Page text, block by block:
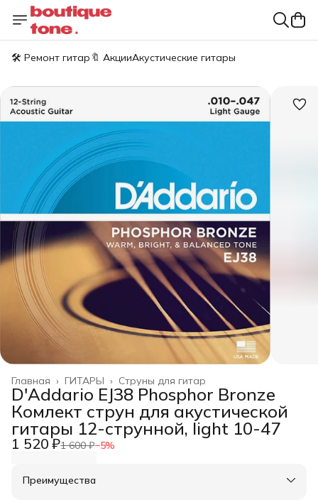
🛠️ Ремонт гитар 🔖 АкцииАкустические гитары
Струны для гитар
ГИТАРЫ ›
Главная ›
D'Addario EJ38 Phosphor Bronze
Комлект струн для акустической
гитары 12-струнной, light 10-47
1 520 ₽1 600 ₽−5%
Преимущества
Оплата частями в Сплит